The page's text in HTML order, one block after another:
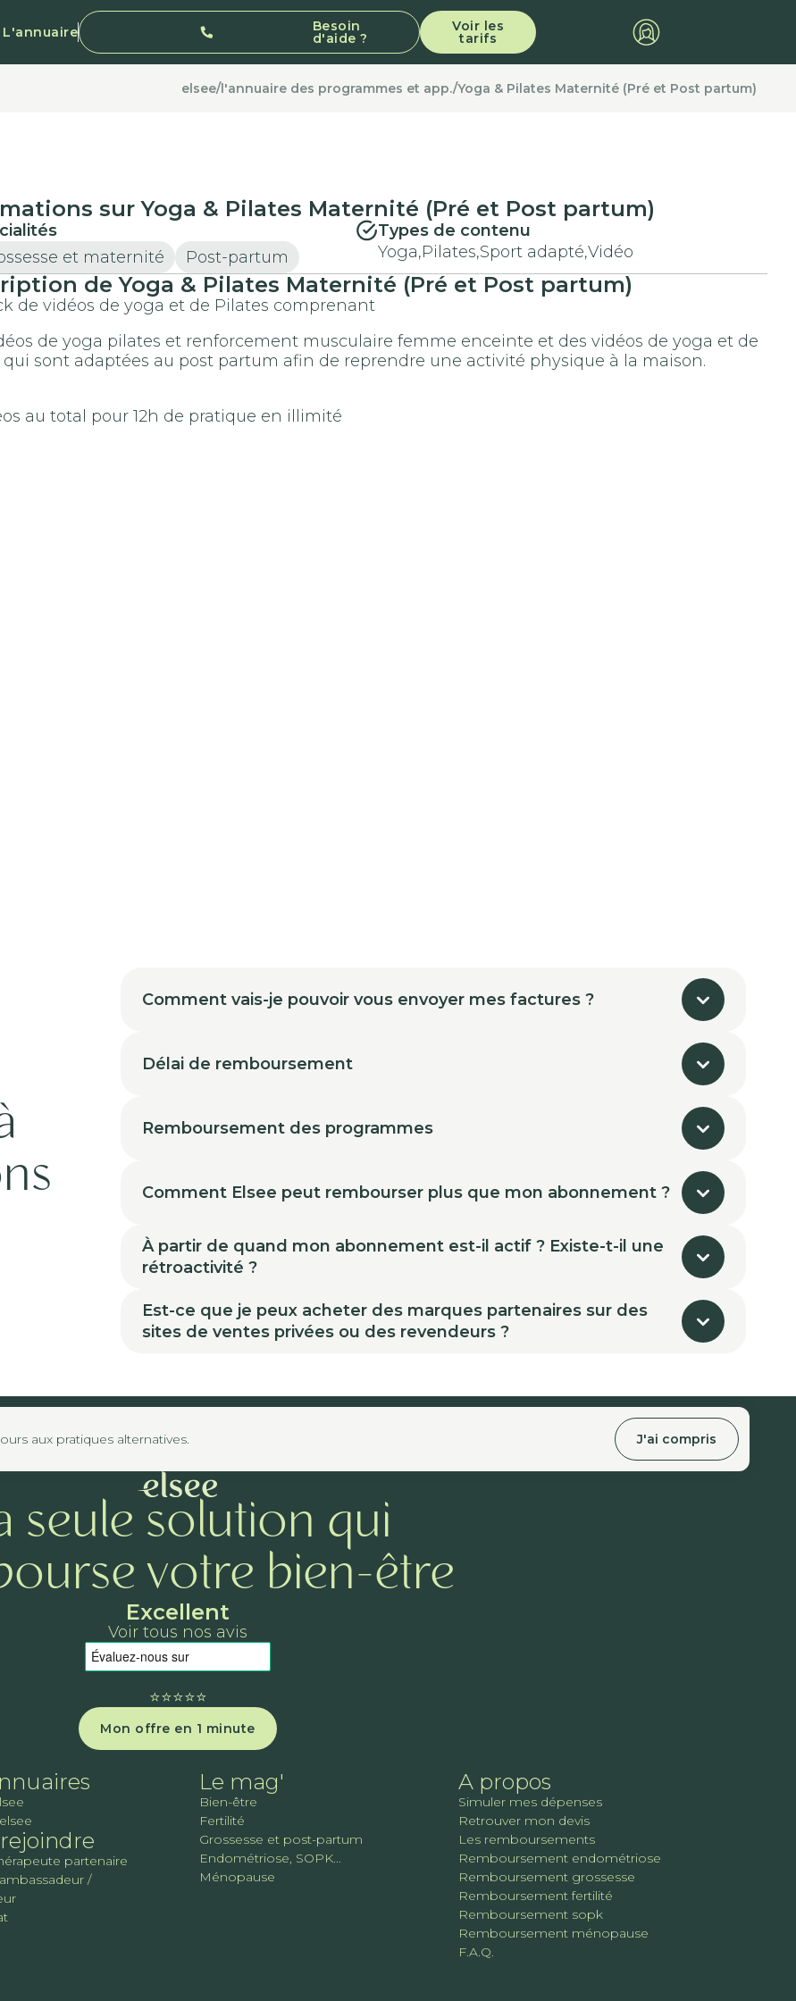
L'annuaire Besoin
d'aide ?
Voir les
tarifs
elsee/l'annuaire des programmes et app./Yoga & Pilates Maternité (Pré et Post partum)
sur Yoga & Pilates Maternité (Pré et Post partum)
et maternité
Post-partum
Types de contenu
Yoga,Pilates,Sport adapté,Vidéo
de Yoga & Pilates Maternité (Pré et Post partum)
de vidéos de yoga et de Pilates comprenant
de yoga pilates et renforcement musculaire femme enceinte et des vidéos de yoga et de
qui sont adaptées au post partum afin de reprendre une activité physique à la maison.
au total pour 12h de pratique en illimité
Comment vais-je pouvoir vous envoyer mes factures ?
Délai de remboursement
Remboursement des programmes
Comment Elsee peut rembourser plus que mon abonnement ?
À partir de quand mon abonnement est-il actif ? Existe-t-il une
rétroactivité ?
Est-ce que je peux acheter des marques partenaires sur des
sites de ventes privées ou des revendeurs ?
aux pratiques alternatives. J'ai compris
seule solution qui
votre bien-être
Excellent
Voir tous nos avis
⭐️⭐️⭐️⭐️⭐️
Mon offre en 1 minute
partenaire
/
Le mag'
Bien-être
Fertilité
Grossesse et post-partum
Endométriose, SOPK...
Ménopause
A propos
Simuler mes dépenses
Retrouver mon devis
Les remboursements
Remboursement endométriose
Remboursement grossesse
Remboursement fertilité
Remboursement sopk
Remboursement ménopause
F.A.Q.